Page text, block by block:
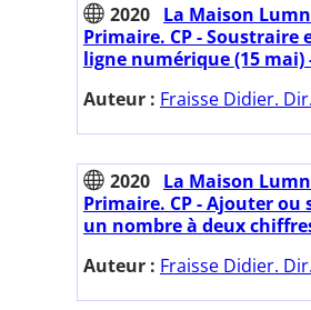
2020 La Maison
Primaire. CP -
ligne numérique (15 mai)
Auteur : Fraisse Didier. Dir.
2020 La Maison
Primaire. CP - Ajouter ou
un nombre à deux
Auteur : Fraisse Didier. Dir.